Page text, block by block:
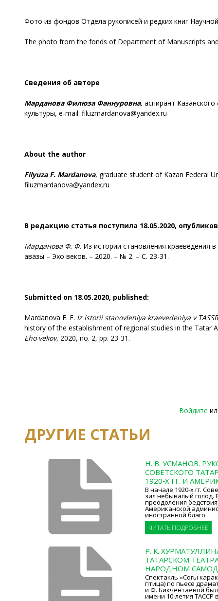
Фото из фондов Отдела рукописей и редких книг
The photo from the fonds of Department of Manuscripts
Сведения об авторе
Марданова Филюза Фаннуровна, аспирант
культуры, e-mail: filuzmardanova@yandex.ru
About the author
FilyuzaF. Mardanova, graduate student of Kazan Federal
filuzmardanova@yandex.ru
В редакцию статья поступила 18.05.2020,
Марданова Ф. Ф. Из истории становления краеведения
авазы – Эхо веков. – 2020. – № 2. – С. 23-31.
Submitted on 18.05.2020, published:
Mardanova F. F. Izistorii stanovleniya kraevedeniya v
history of the establishment of regional studies in the Tatar
Eho vekov, 2020, no. 2, pp. 23-31.
Войдите
ДРУГИЕ СТАТЬИ
Н. В. УСМАНОВ.
СОВЕТСКОГО
1920‑Х ГГ. И
В начале 1920-х гг.
зил небывалый голод.
преодоления
Американской
иностранной благо
ЧИТАТЬ ПОДРОБНЕЕ
Р. К.
ТАТАРСКОМ
НАРОДНОМ
Спектакль «Соңгы
птица) по пьесе
и Ф. Бикчентаевой
имени 10-летия ТАССР в